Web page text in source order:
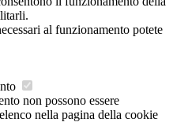
al funzionamento potete
non possono essere
nella pagina della cookie